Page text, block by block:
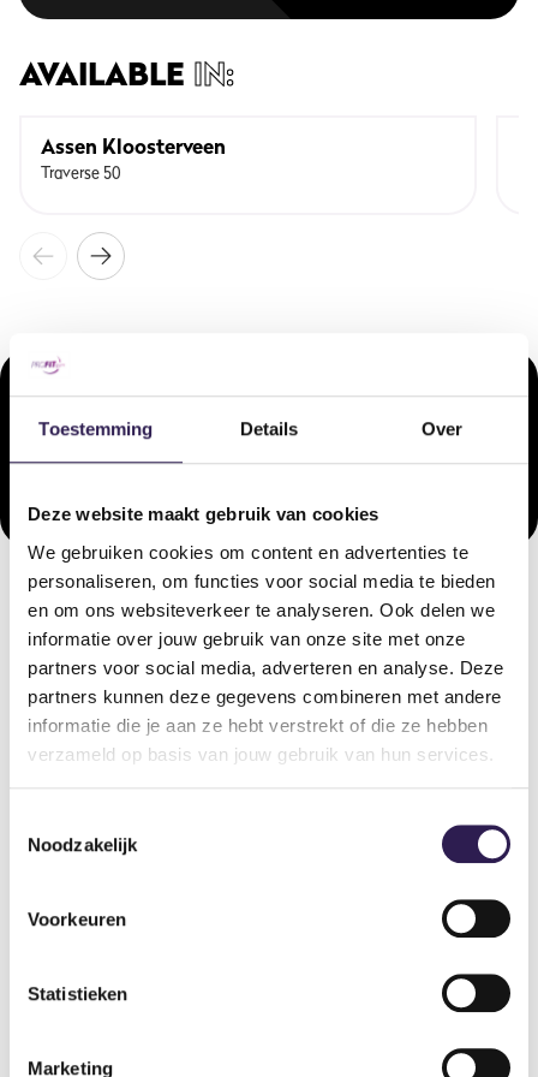
Toestemming Details Over
Deze website maakt gebruik van cookies
We gebruiken cookies om content en advertenties te
personaliseren, om functies voor social media te bieden
en om ons websiteverkeer te analyseren. Ook delen we
informatie over jouw gebruik van onze site met onze
partners voor social media, adverteren en analyse. Deze
partners kunnen deze gegevens combineren met andere
informatie die je aan ze hebt verstrekt of die ze hebben
verzameld op basis van jouw gebruik van hun services.
Noodzakelijk
Voorkeuren
Statistieken
Marketing
AVAILABLE IN:
Assen Kloosterveen
Traverse 50
COMPARABLE
INTENSCardio
DO YOU WANTALL-IN
FITNESS?
Become a member